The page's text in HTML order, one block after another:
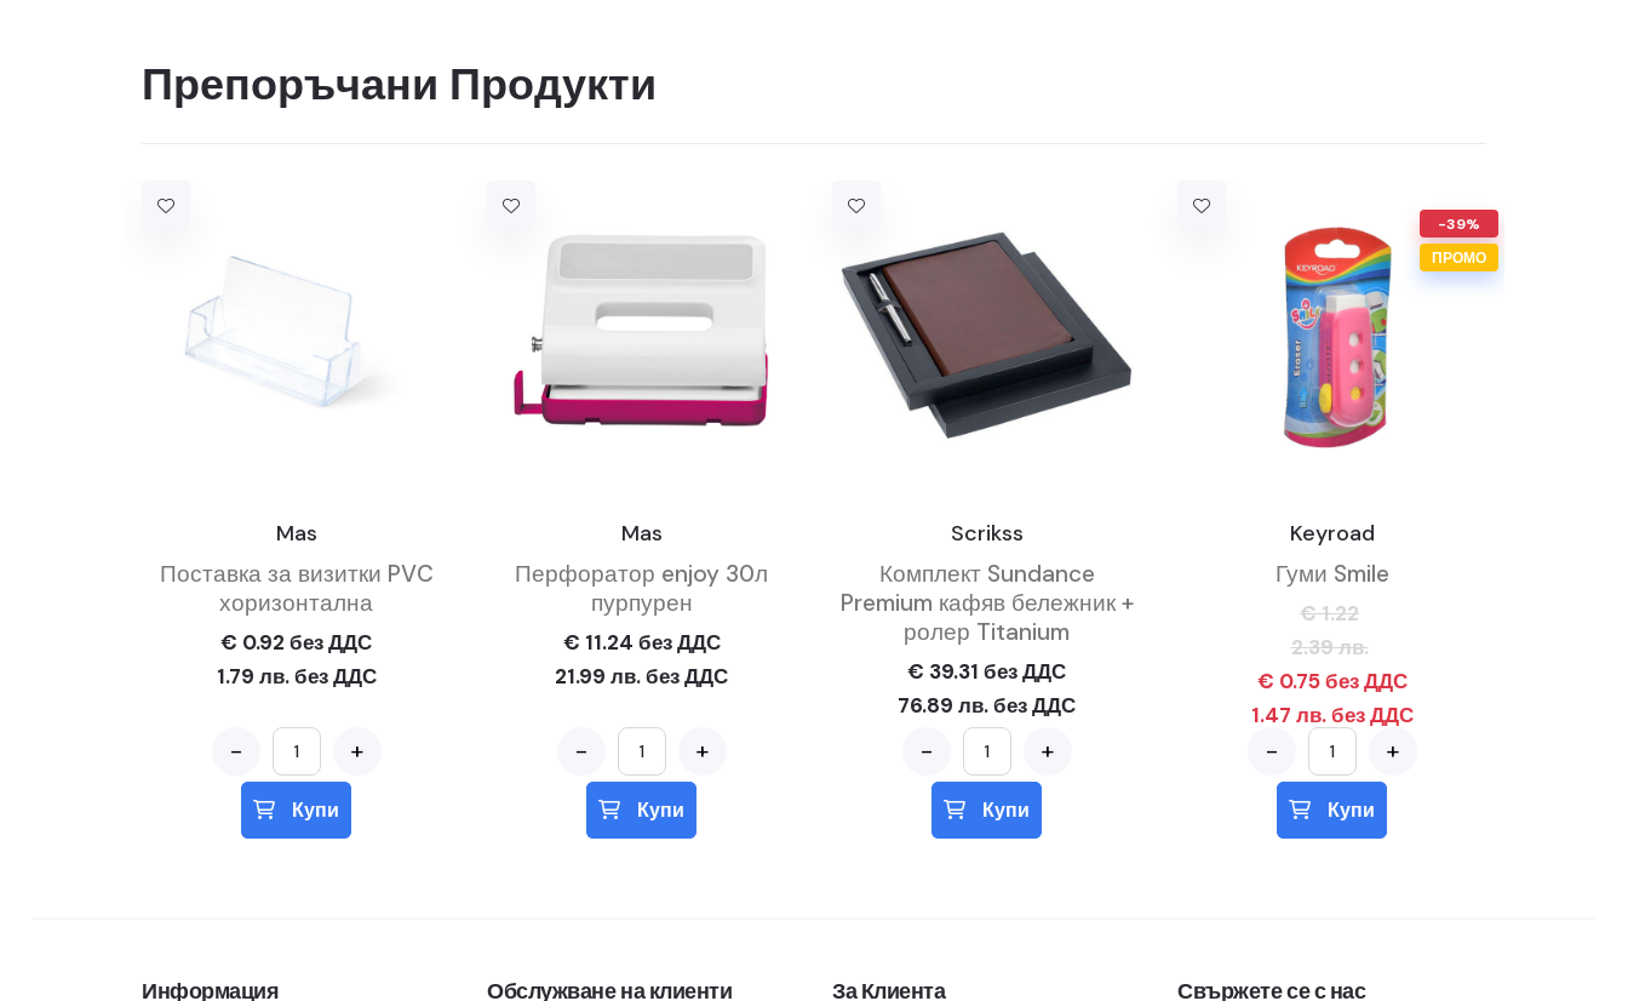
Препоръчани Продукти
Mas
Поставка за визитки PVC
хоризонтална
€ 0.92 без ДДС
1.79 лв. без ДДС
- +
Купи
Mas
Перфоратор enjoy 30л
пурпурен
€ 11.24 без ДДС
21.99 лв. без ДДС
- +
Купи
Scrikss
Комплект Sundance
Premium кафяв бележник +
ролер Titanium
€ 39.31 без ДДС
76.89 лв. без ДДС
- +
Купи
-39%
ПРОМО
Keyroad
Гуми Smile
€ 1.22
2.39 лв.
€ 0.75 без ДДС
1.47 лв. без ДДС
- +
Купи
Информация Обслужване на клиенти За Клиента Свържете се с нас